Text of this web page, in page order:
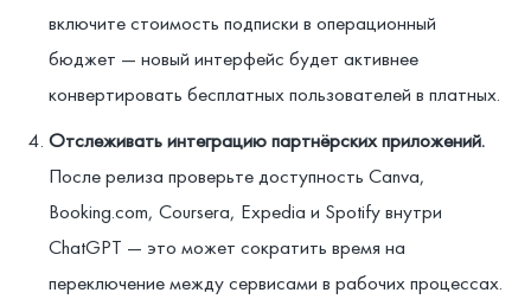
включите стоимость подписки в операционный
бюджет — новый интерфейс будет активнее
конвертировать бесплатных пользователей в платных.
Отслеживать интеграцию партнёрских приложений.
После релиза проверьте доступность Canva,
Booking.com, Coursera, Expedia и Spotify внутри
ChatGPT — это может сократить время на
переключение между сервисами в рабочих процессах.